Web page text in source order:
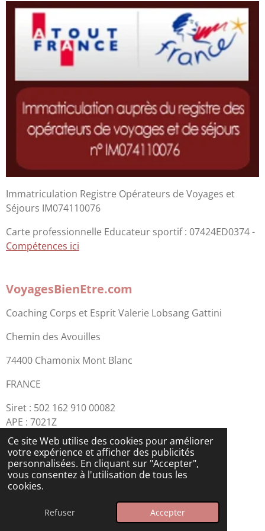
Ce site Web utilise des cookies pour améliorer
votre expérience et afficher des publicités
personnalisées. En cliquant sur "Accepter",
vous consentez à l'utilisation de tous les
cookies.
Refuser Accepter
t
t
g
e
r
t
g
e
r
t
g
e
r
Immatriculation Registre Opérateurs de Voyages et
Séjours IM074110076
Carte professionnelle Educateur sportif : 07424ED0374 -
Compétences ici
VoyagesBienEtre.com
Coaching Corps et Esprit Valerie Lobsang Gattini
Chemin des Avouilles
74400 Chamonix Mont Blanc
FRANCE
Siret : 502 162 910 00082
APE : 7021Z
Rejoins nos réseaux sociaux 😀
F
I
Y
u
u
L
n
k
e
W
a
t
s